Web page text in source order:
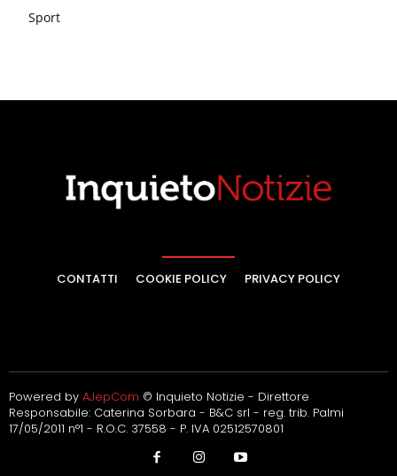
Sport
CONTATTI COOKIE POLICY PRIVACY POLICY
Powered by AJepCom © Inquieto Notizie - Direttore
Responsabile: Caterina Sorbara - B&C srl - reg. trib. Palmi
17/05/2011 n°1 - R.O.C. 37558 - P. IVA 02512570801